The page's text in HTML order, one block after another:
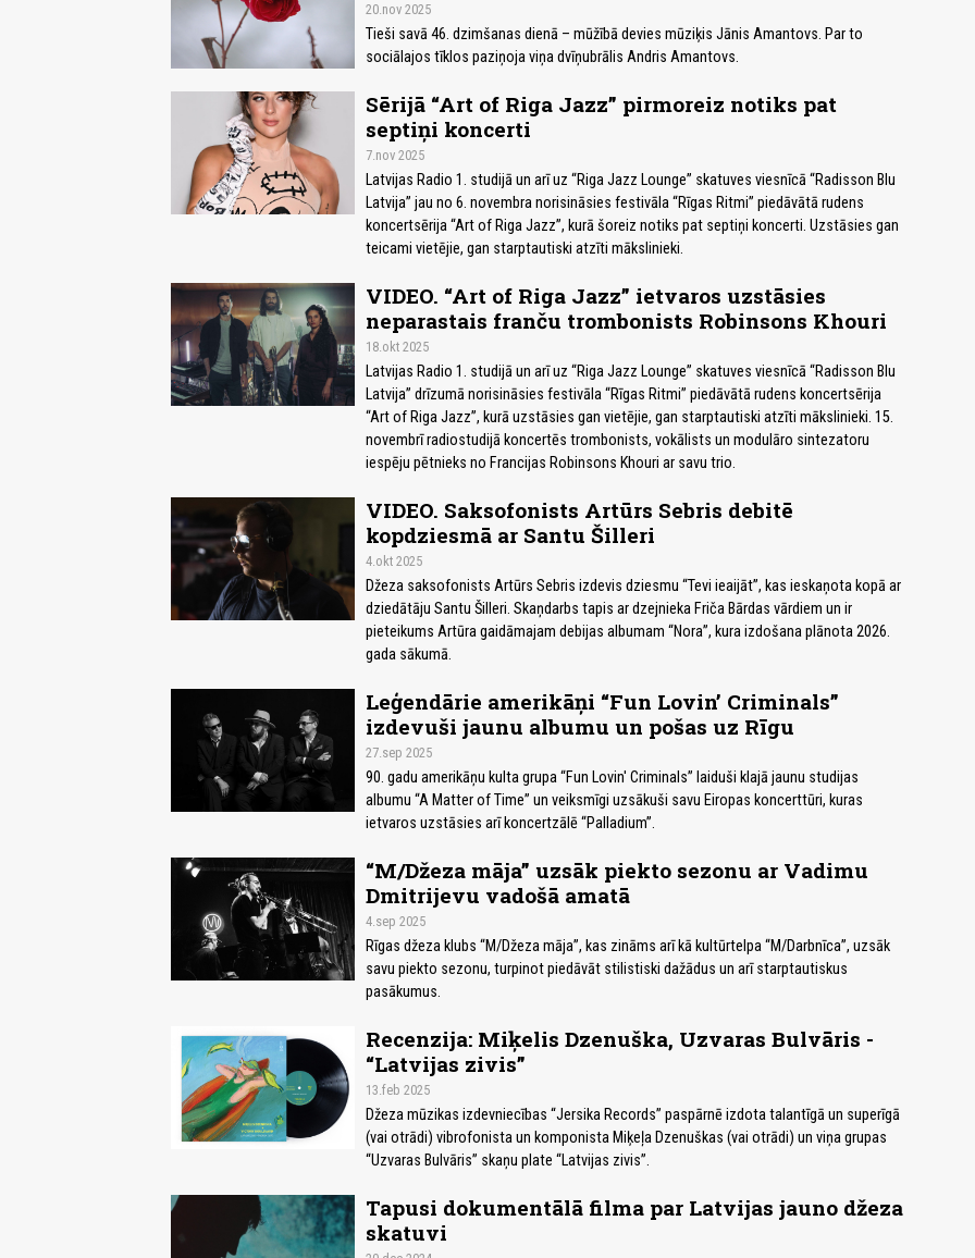
20.nov 2025
Tieši savā 46. dzimšanas dienā – mūžībā devies mūziķis Jānis Amantovs. Par to
sociālajos tīklos paziņoja viņa dvīņubrālis Andris Amantovs.
Sērijā “Art of Riga Jazz” pirmoreiz notiks pat
septiņi koncerti
7.nov 2025
Latvijas Radio 1. studijā un arī uz “Riga Jazz Lounge” skatuves viesnīcā “Radisson Blu
Latvija” jau no 6. novembra norisināsies festivāla “Rīgas Ritmi” piedāvātā rudens
koncertsērija “Art of Riga Jazz”, kurā šoreiz notiks pat septiņi koncerti. Uzstāsies gan
teicami vietējie, gan starptautiski atzīti mākslinieki.
VIDEO. “Art of Riga Jazz” ietvaros uzstāsies
neparastais franču trombonists Robinsons Khouri
18.okt 2025
Latvijas Radio 1. studijā un arī uz “Riga Jazz Lounge” skatuves viesnīcā “Radisson Blu
Latvija” drīzumā norisināsies festivāla “Rīgas Ritmi” piedāvātā rudens koncertsērija
“Art of Riga Jazz”, kurā uzstāsies gan vietējie, gan starptautiski atzīti mākslinieki. 15.
novembrī radiostudijā koncertēs trombonists, vokālists un modulāro sintezatoru
iespēju pētnieks no Francijas Robinsons Khouri ar savu trio.
VIDEO. Saksofonists Artūrs Sebris debitē
kopdziesmā ar Santu Šilleri
4.okt 2025
Džeza saksofonists Artūrs Sebris izdevis dziesmu “Tevi ieaijāt”, kas ieskaņota kopā ar
dziedātāju Santu Šilleri. Skaņdarbs tapis ar dzejnieka Friča Bārdas vārdiem un ir
pieteikums Artūra gaidāmajam debijas albumam “Nora”, kura izdošana plānota 2026.
gada sākumā.
Leģendārie amerikāņi “Fun Lovin’ Criminals”
izdevuši jaunu albumu un pošas uz Rīgu
27.sep 2025
90. gadu amerikāņu kulta grupa “Fun Lovin' Criminals” laiduši klajā jaunu studijas
albumu “A Matter of Time” un veiksmīgi uzsākuši savu Eiropas koncerttūri, kuras
ietvaros uzstāsies arī koncertzālē “Palladium”.
“M/Džeza māja” uzsāk piekto sezonu ar Vadimu
Dmitrijevu vadošā amatā
4.sep 2025
Rīgas džeza klubs “M/Džeza māja”, kas zināms arī kā kultūrtelpa “M/Darbnīca”, uzsāk
savu piekto sezonu, turpinot piedāvāt stilistiski dažādus un arī starptautiskus
pasākumus.
Recenzija: Miķelis Dzenuška, Uzvaras Bulvāris -
“Latvijas zivis”
13.feb 2025
Džeza mūzikas izdevniecības “Jersika Records” paspārnē izdota talantīgā un superīgā
(vai otrādi) vibrofonista un komponista Miķeļa Dzenuškas (vai otrādi) un viņa grupas
“Uzvaras Bulvāris” skaņu plate “Latvijas zivis”.
Tapusi dokumentālā filma par Latvijas jauno džeza
skatuvi